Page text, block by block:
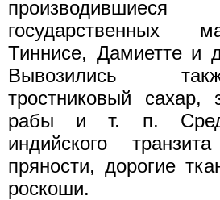
государственных
Тиннисе, Дамиетте и
Вывозились
тростниковый сахар,
рабы и т. п.
индийского
пряности, дорогие
роскоши.